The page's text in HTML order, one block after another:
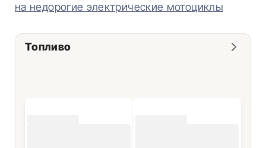
на недорогие электрические мотоциклы
Топливо